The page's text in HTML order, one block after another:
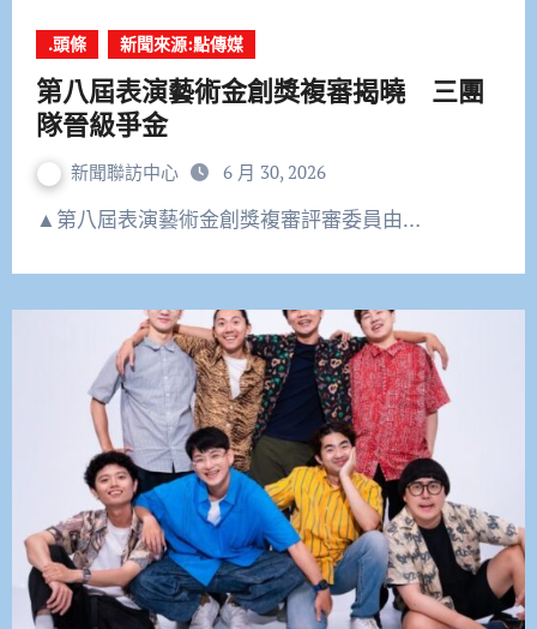
.頭條 新聞來源:點傳媒
第八屆表演藝術金創獎複審揭曉 三團
隊晉級爭金
新聞聯訪中心 6 月 30, 2026
▲第八屆表演藝術金創獎複審評審委員由…